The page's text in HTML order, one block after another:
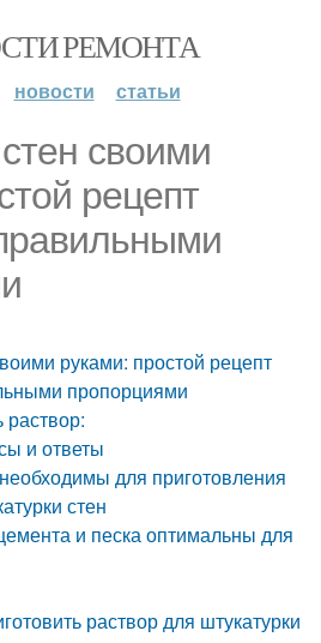
РЕМОНТА
новости статьи
своими
рецепт
руками: простой рецепт
пропорциями
раствор:
и ответы
для приготовления
стен
и песка оптимальны для
раствор для штукатурки